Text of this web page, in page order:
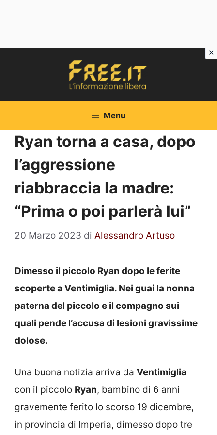
Menu
Ryan torna a casa, dopo
l’aggressione
riabbraccia la madre:
“Prima o poi parlerà lui”
20 Marzo 2023 di Alessandro Artuso
Dimesso il piccolo Ryan dopo le ferite
scoperte a Ventimiglia. Nei guai la nonna
paterna del piccolo e il compagno sui
quali pende l’accusa di lesioni gravissime
dolose.
Una buona notizia arriva da Ventimiglia
con il piccolo Ryan, bambino di 6 anni
gravemente ferito lo scorso 19 dicembre,
in provincia di Imperia, dimesso dopo tre